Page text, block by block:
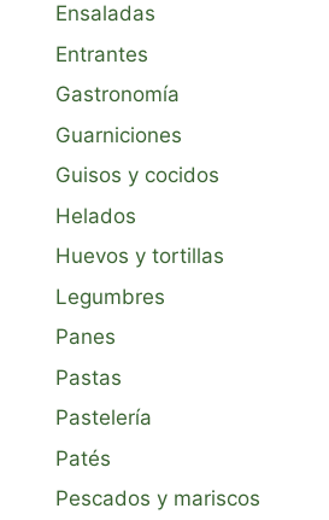
Ensaladas
Entrantes
Gastronomía
Guarniciones
Guisos y cocidos
Helados
Huevos y tortillas
Legumbres
Panes
Pastas
Pastelería
Patés
Pescados y mariscos